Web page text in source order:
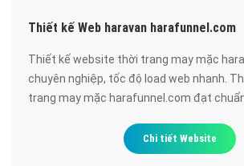
Thiết kế Web haravan harafunnel.com
Thiết kế website thời trang may mặc
chuyên nghiệp, tốc độ load web nhanh.
trang may mặc harafunnel.com đạt chuẩn
Chi tiết Website